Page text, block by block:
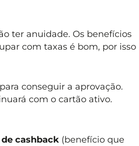
ter anuidade. Os benefícios
com taxas é bom, por isso
para conseguir a aprovação.
com o cartão ativo.
de cashback (benefício que